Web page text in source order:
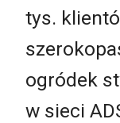
tys.
ogródek
w sieci